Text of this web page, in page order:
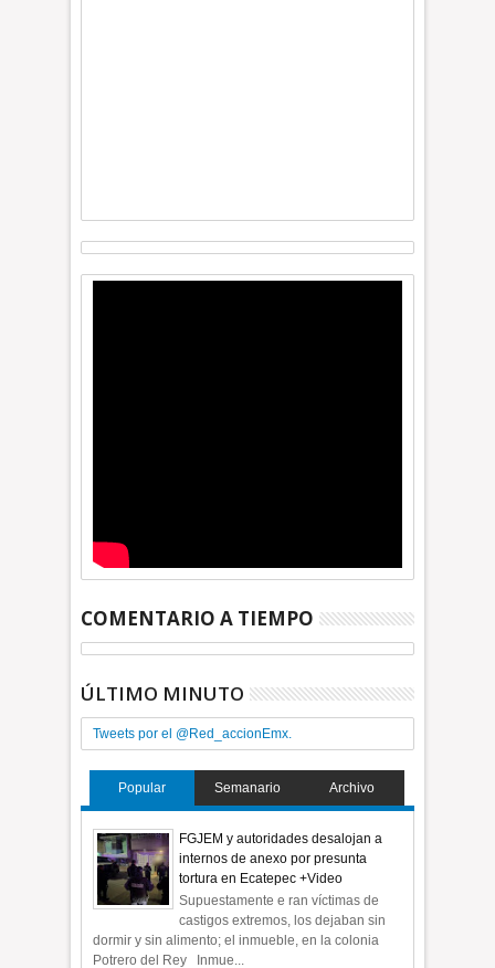
COMENTARIO A TIEMPO
ÚLTIMO MINUTO
Tweets por el @Red_accionEmx.
Popular Semanario Archivo
FGJEM y autoridades desalojan a
internos de anexo por presunta
tortura en Ecatepec +Video
Supuestamente e ran víctimas de
castigos extremos, los dejaban sin
dormir y sin alimento; el inmueble, en la colonia
Potrero del Rey Inmue...